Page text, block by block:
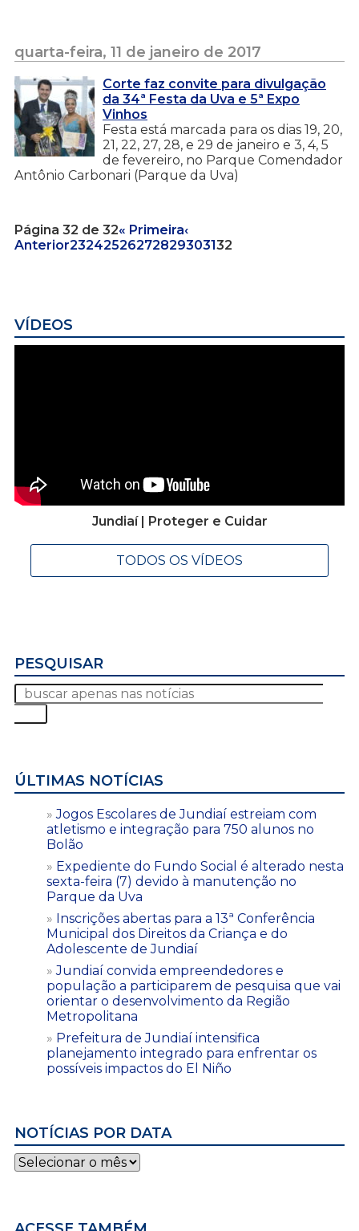
quarta-feira, 11 de janeiro de 2017
Corte faz convite para divulgação
da 34ª Festa da Uva e 5ª Expo
Vinhos
Festa está marcada para os dias 19, 20,
21, 22, 27, 28, e 29 de janeiro e 3, 4, 5
de fevereiro, no Parque Comendador
Antônio Carbonari (Parque da Uva)
Página 32 de 32« Primeira‹
Anterior23242526272829303132
VÍDEOS
Jundiaí | Proteger e Cuidar
TODOS OS VÍDEOS
PESQUISAR
ÚLTIMAS NOTÍCIAS
Jogos Escolares de Jundiaí estreiam com
atletismo e integração para 750 alunos no
Bolão
Expediente do Fundo Social é alterado nesta
sexta-feira (7) devido à manutenção no
Parque da Uva
Inscrições abertas para a 13ª Conferência
Municipal dos Direitos da Criança e do
Adolescente de Jundiaí
Jundiaí convida empreendedores e
população a participarem de pesquisa que vai
orientar o desenvolvimento da Região
Metropolitana
Prefeitura de Jundiaí intensifica
planejamento integrado para enfrentar os
possíveis impactos do El Niño
NOTÍCIAS POR DATA
Notícias
por